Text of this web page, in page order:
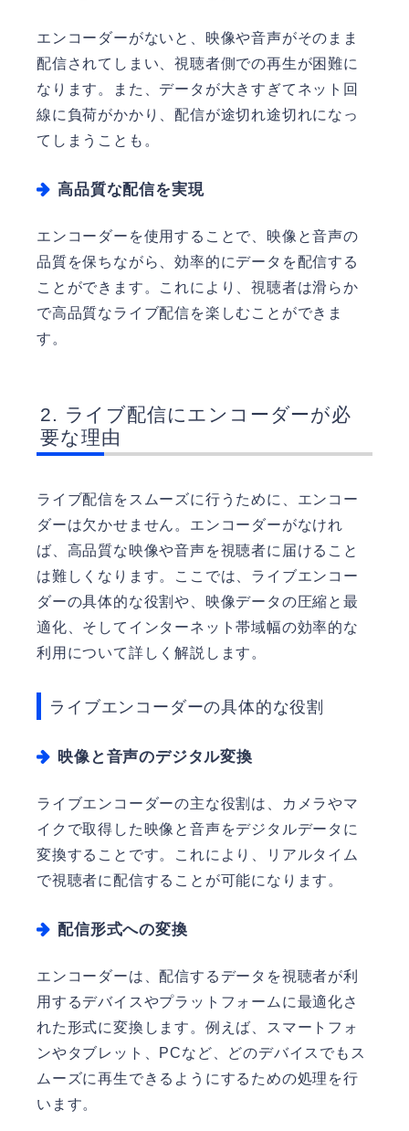
エンコーダーがないと、映像や音声がそのまま
配信されてしまい、視聴者側での再生が困難に
なります。また、データが大きすぎてネット回
線に負荷がかかり、配信が途切れ途切れになっ
てしまうことも。
高品質な配信を実現
エンコーダーを使用することで、映像と音声の
品質を保ちながら、効率的にデータを配信する
ことができます。これにより、視聴者は滑らか
で高品質なライブ配信を楽しむことができま
す。
ライブ配信にエンコーダーが必
要な理由
ライブ配信をスムーズに行うために、エンコー
ダーは欠かせません。エンコーダーがなけれ
ば、高品質な映像や音声を視聴者に届けること
は難しくなります。ここでは、ライブエンコー
ダーの具体的な役割や、映像データの圧縮と最
適化、そしてインターネット帯域幅の効率的な
利用について詳しく解説します。
ライブエンコーダーの具体的な役割
映像と音声のデジタル変換
ライブエンコーダーの主な役割は、カメラやマ
イクで取得した映像と音声をデジタルデータに
変換することです。これにより、リアルタイム
で視聴者に配信することが可能になります。
配信形式への変換
エンコーダーは、配信するデータを視聴者が利
用するデバイスやプラットフォームに最適化さ
れた形式に変換します。例えば、スマートフォ
ンやタブレット、PCなど、どのデバイスでもス
ムーズに再生できるようにするための処理を行
います。